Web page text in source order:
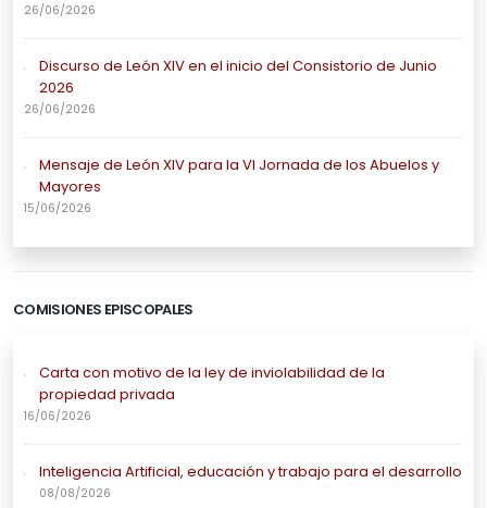
26/06/2026
Discurso de León XIV en el inicio del Consistorio de Junio
2026
26/06/2026
Mensaje de León XIV para la VI Jornada de los Abuelos y
Mayores
15/06/2026
COMISIONES EPISCOPALES
Carta con motivo de la ley de inviolabilidad de la
propiedad privada
16/06/2026
Inteligencia Artificial, educación y trabajo para el desarrollo
08/08/2026